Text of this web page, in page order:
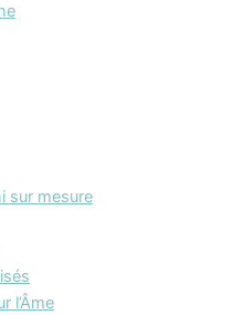
sur mesure
l’Âme